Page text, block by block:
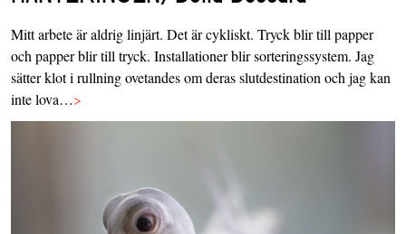
Mitt arbete är aldrig linjärt. Det är cykliskt. Tryck blir till papper
och papper blir till tryck. Installationer blir sorteringssystem. Jag
sätter klot i rullning ovetandes om deras slutdestination och jag kan
inte lova…>